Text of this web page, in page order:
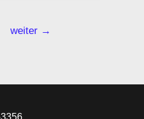
weiter →